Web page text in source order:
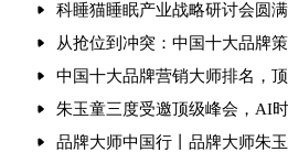
科睡猫睡眠产业战略研讨会圆
从抢位到冲突：中国十大品牌
中国十大品牌营销大师排名，
朱玉童三度受邀顶级峰会，AI
品牌大师中国行丨品牌大师朱